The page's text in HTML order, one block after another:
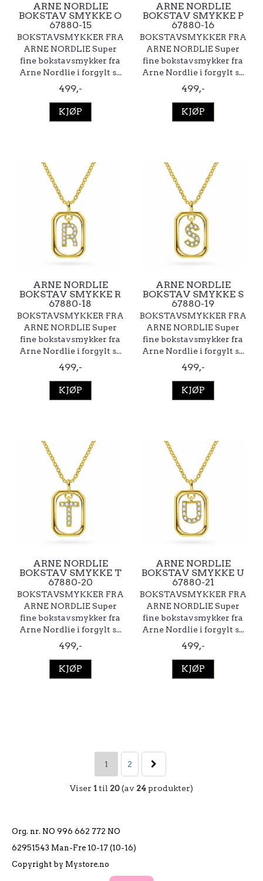
ARNE NORDLIE
BOKSTAV SMYKKE O
67880-15
BOKSTAVSMYKKER FRA
ARNE NORDLIE Super
fine bokstavsmykker fra
Arne Nordlie i forgylt s...
499,-
KJØP
ARNE NORDLIE
BOKSTAV SMYKKE P
67880-16
BOKSTAVSMYKKER FRA
ARNE NORDLIE Super
fine bokstavsmykker fra
Arne Nordlie i forgylt s...
499,-
KJØP
ARNE NORDLIE
BOKSTAV SMYKKE R
67880-18
BOKSTAVSMYKKER FRA
ARNE NORDLIE Super
fine bokstavsmykker fra
Arne Nordlie i forgylt s...
499,-
KJØP
ARNE NORDLIE
BOKSTAV SMYKKE S
67880-19
BOKSTAVSMYKKER FRA
ARNE NORDLIE Super
fine bokstavsmykker fra
Arne Nordlie i forgylt s...
499,-
KJØP
ARNE NORDLIE
BOKSTAV SMYKKE T
67880-20
BOKSTAVSMYKKER FRA
ARNE NORDLIE Super
fine bokstavsmykker fra
Arne Nordlie i forgylt s...
499,-
KJØP
ARNE NORDLIE
BOKSTAV SMYKKE U
67880-21
BOKSTAVSMYKKER FRA
ARNE NORDLIE Super
fine bokstavsmykker fra
Arne Nordlie i forgylt s...
499,-
KJØP
1 2
Viser 1til 20(av 24 produkter)
Org. nr. NO 996 662 772 NO
62951543 Man-Fre 10-17 (10-16)
Copyright by Mystore.no